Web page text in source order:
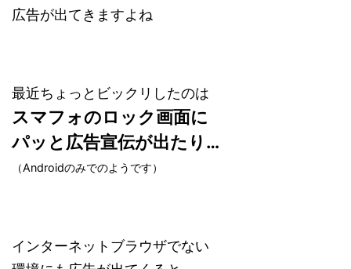
広告が出てきますよね
最近ちょっとビックリしたのは
スマフォのロック画面に
パッと広告宣伝が出たり…
（Androidのみでのようです）
インターネットブラウザでない